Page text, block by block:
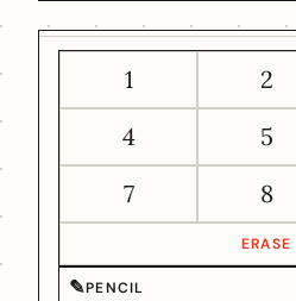
1 2
4
5
7
8
ERASE
✎PENCIL